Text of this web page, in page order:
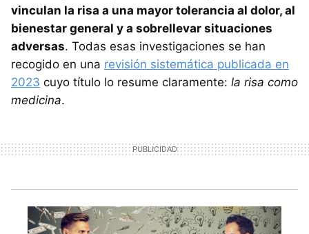
vinculan la risa a una mayor tolerancia al dolor, al
bienestar general y a sobrellevar situaciones
adversas. Todas esas investigaciones se han
recogido en una revisión sistemática publicada en
2023 cuyo título lo resume claramente: la risa como
medicina.